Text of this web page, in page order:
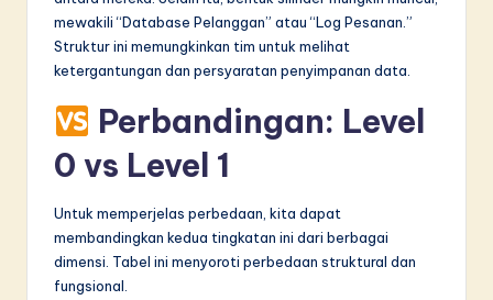
mewakili “Database Pelanggan” atau “Log Pesanan.”
Struktur ini memungkinkan tim untuk melihat
ketergantungan dan persyaratan penyimpanan data.
Perbandingan: Level
0 vs Level 1
Untuk memperjelas perbedaan, kita dapat
membandingkan kedua tingkatan ini dari berbagai
dimensi. Tabel ini menyoroti perbedaan struktural dan
fungsional.